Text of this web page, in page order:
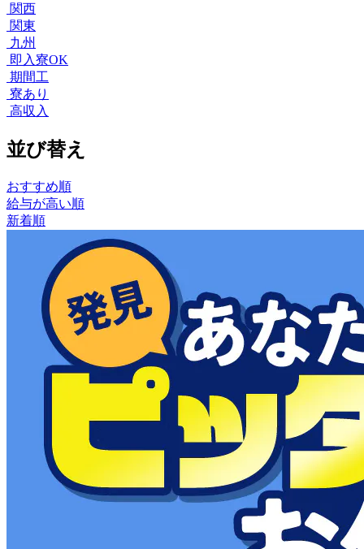
関西
関東
九州
即入寮OK
期間工
寮あり
高収入
並び替え
おすすめ順
給与が高い順
新着順